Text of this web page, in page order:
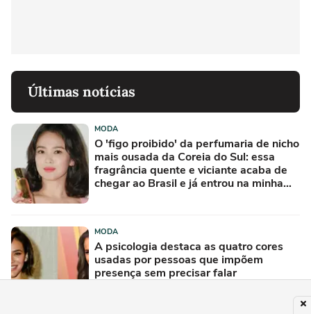
Últimas notícias
MODA
O 'figo proibido' da perfumaria de nicho
mais ousada da Coreia do Sul: essa
fragrância quente e viciante acaba de
chegar ao Brasil e já entrou na minha
MODA
A psicologia destaca as quatro cores
usadas por pessoas que impõem
presença sem precisar falar